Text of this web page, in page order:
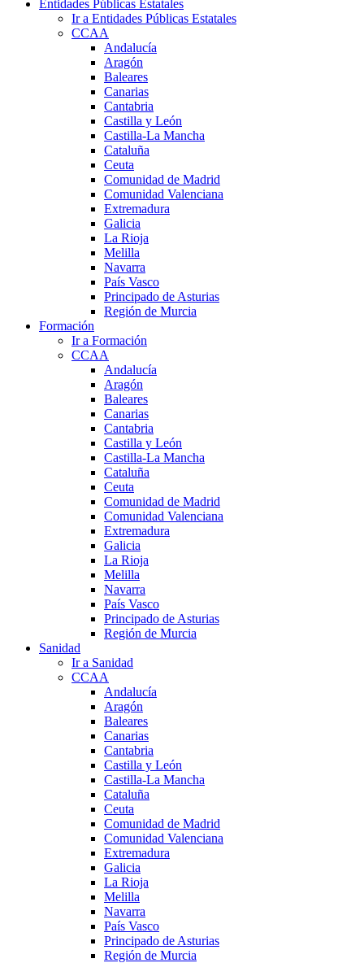
Entidades Públicas Estatales
Ir a Entidades Públicas Estatales
CCAA
Andalucía
Aragón
Baleares
Canarias
Cantabria
Castilla y León
Castilla-La Mancha
Cataluña
Ceuta
Comunidad de Madrid
Comunidad Valenciana
Extremadura
Galicia
La Rioja
Melilla
Navarra
País Vasco
Principado de Asturias
Región de Murcia
Formación
Ir a Formación
CCAA
Andalucía
Aragón
Baleares
Canarias
Cantabria
Castilla y León
Castilla-La Mancha
Cataluña
Ceuta
Comunidad de Madrid
Comunidad Valenciana
Extremadura
Galicia
La Rioja
Melilla
Navarra
País Vasco
Principado de Asturias
Región de Murcia
Sanidad
Ir a Sanidad
CCAA
Andalucía
Aragón
Baleares
Canarias
Cantabria
Castilla y León
Castilla-La Mancha
Cataluña
Ceuta
Comunidad de Madrid
Comunidad Valenciana
Extremadura
Galicia
La Rioja
Melilla
Navarra
País Vasco
Principado de Asturias
Región de Murcia